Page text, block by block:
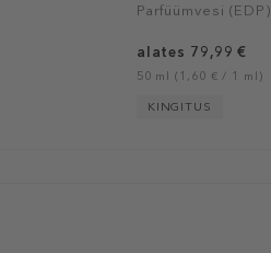
Parfüümvesi (EDP)
alates 79,99 €
50 ml (1,60 € / 1 ml)
KINGITUS